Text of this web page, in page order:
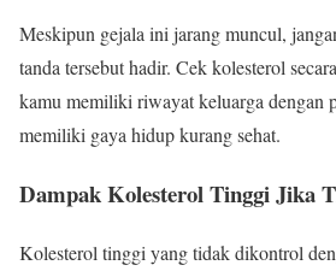
Meskipun gejala ini jarang muncul,
tanda tersebut hadir. Cek kolesterol
kamu memiliki riwayat keluarga dengan
memiliki gaya hidup kurang sehat.
Dampak Kolesterol Tinggi Jika
Kolesterol tinggi yang tidak dikontrol